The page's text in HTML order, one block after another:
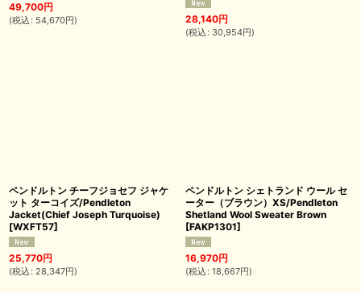
49,700円
(税込 : 54,670円) 28,140円
(税込 : 30,954円)
ペンドルトン チーフジョセフ ジャケ
ット ターコイズ/Pendleton
Jacket(Chief Joseph Turquoise)
[WXFT57]
25,770円
(税込 : 28,347円)
ペンドルトン シェトランド ウール セ
ーター（ブラウン）XS/Pendleton
Shetland Wool Sweater Brown
[FAKP1301]
16,970円
(税込 : 18,667円)